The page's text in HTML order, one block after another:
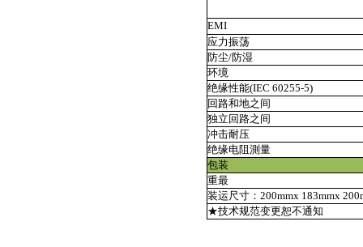
EMI
应力振荡
防尘/防湿
环境
绝缘性能(IEC 60255-5)
回路和地之间
独立回路之间
冲击耐压
绝缘电阻測量
包装
重最
装运尺寸：200mmx 183mmx
★技术规范变更恕不通知